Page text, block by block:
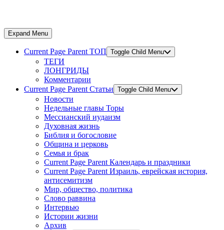
Expand Menu
Current Page Parent ТОП Toggle Child Menu
ТЕГИ
ЛОНГРИДЫ
Комментарии
Current Page Parent Статьи Toggle Child Menu
Новости
Недельные главы Торы
Мессианский иудаизм
Духовная жизнь
Библия и богословие
Община и церковь
Семья и брак
Current Page Parent Календарь и праздники
Current Page Parent Израиль, еврейская история,
антисемитизм
Мир, общество, политика
Слово раввина
Интервью
Истории жизни
Архив